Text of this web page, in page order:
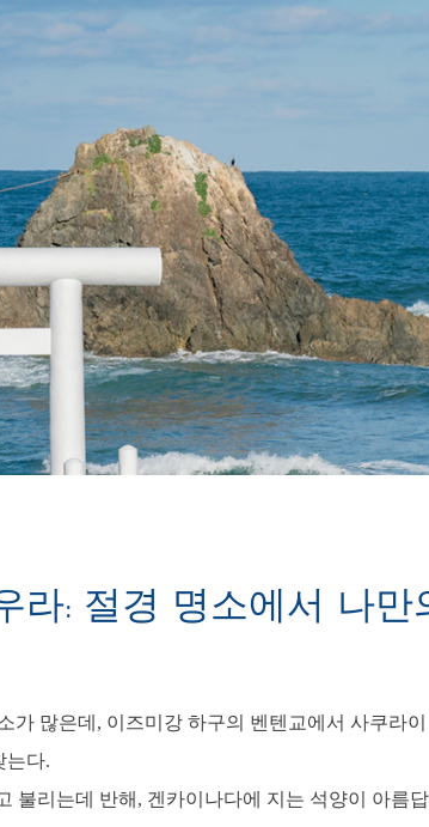
라: 절경 명소에서 나
많은데, 이즈미강 하구의 벤텐교에서 사쿠라이
는다.
불리는데 반해, 겐카이나다에 지는 석양이 아름